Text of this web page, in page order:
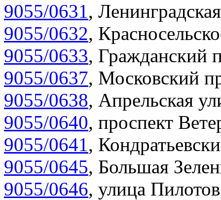
9055/0631,
9055/0632,
9055/0633, Гражданский
9055/0637, Московский
9055/0638, Апрельская
9055/0640, проспект
9055/0641,
9055/0645, Большая
9055/0646, улица